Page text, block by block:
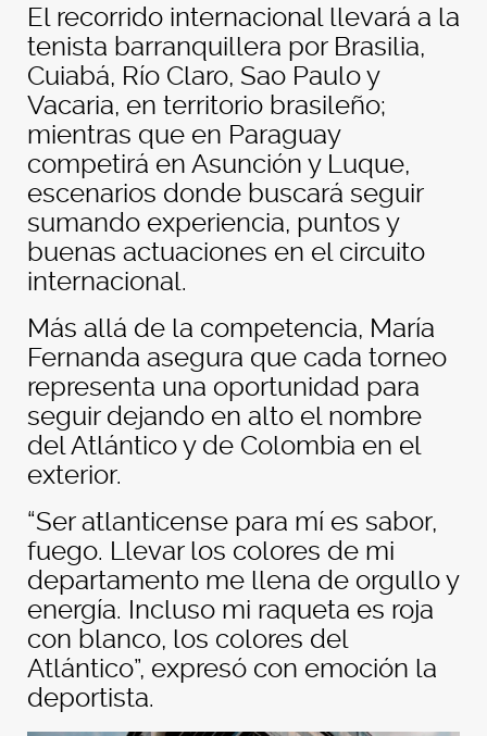
El recorrido internacional llevará a la
tenista barranquillera por Brasilia,
Cuiabá, Río Claro, Sao Paulo y
Vacaria, en territorio brasileño;
mientras que en Paraguay
competirá en Asunción y Luque,
escenarios donde buscará seguir
sumando experiencia, puntos y
buenas actuaciones en el circuito
internacional.
Más allá de la competencia, María
Fernanda asegura que cada torneo
representa una oportunidad para
seguir dejando en alto el nombre
del Atlántico y de Colombia en el
exterior.
“Ser atlanticense para mí es sabor,
fuego. Llevar los colores de mi
departamento me llena de orgullo y
energía. Incluso mi raqueta es roja
con blanco, los colores del
Atlántico”, expresó con emoción la
deportista.